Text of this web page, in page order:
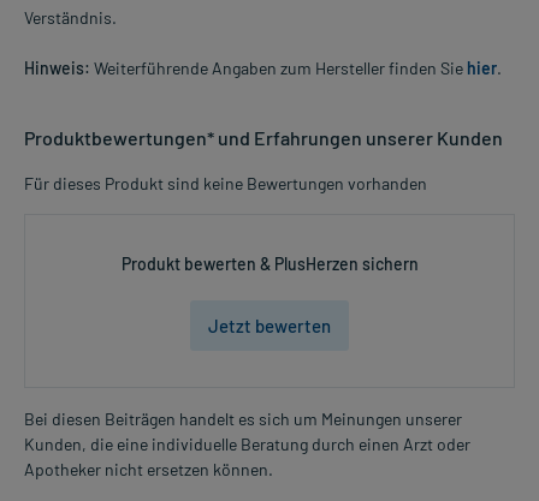
Verständnis.
Hinweis: Weiterführende Angaben zum Hersteller finden Sie hier.
Produktbewertungen* und Erfahrungen unserer Kunden
Für dieses Produkt sind keine Bewertungen vorhanden
Produkt bewerten & PlusHerzen sichern
Jetzt bewerten
Bei diesen Beiträgen handelt es sich um Meinungen unserer
Kunden, die eine individuelle Beratung durch einen Arzt oder
Apotheker nicht ersetzen können.